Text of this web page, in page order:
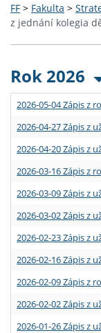
FF > Fakulta >
z jednání kolegia
Rok 2026
2026-05-04 Zápis z
2026-04-27 Zápis z
2026-04-20 Zápis z
2026-03-16 Zápis z
2026-03-09 Zápis z
2026-03-02 Zápis z
2026-02-23 Zápis z
2026-02-16 Zápis z
2026-02-09 Zápis z
2026-02-02 Zápis z
2026-01-26 Zápis z